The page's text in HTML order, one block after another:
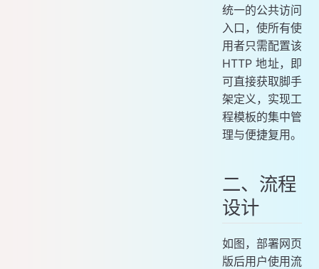
统一的公共访问
入口，使所有使
用者只需配置该
HTTP 地址，即
可直接获取脚手
架定义，实现工
程模板的集中管
理与便捷复用。
二、流程
设计
如图，部署网页
版后用户使用流